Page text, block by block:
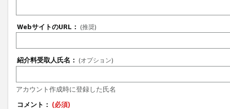
WebサイトのURL： (推奨)
紹介料受取人氏名： (オプション)
アカウント作成時に登録した氏名
コメント： (必須)